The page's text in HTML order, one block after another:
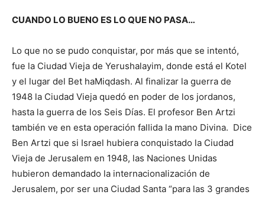
CUANDO LO BUENO ES LO QUE NO PASA…
Lo que no se pudo conquistar, por más que se intentó,
fue la Ciudad Vieja de Yerushalayim, donde está el Kotel
y el lugar del Bet haMiqdash. Al finalizar la guerra de
1948 la Ciudad Vieja quedó en poder de los jordanos,
hasta la guerra de los Seis Días. El profesor Ben Artzi
también ve en esta operación fallida la mano Divina. Dice
Ben Artzi que si Israel hubiera conquistado la Ciudad
Vieja de Jerusalem en 1948, las Naciones Unidas
hubieron demandado la internacionalización de
Jerusalem, por ser una Ciudad Santa “para las 3 grandes